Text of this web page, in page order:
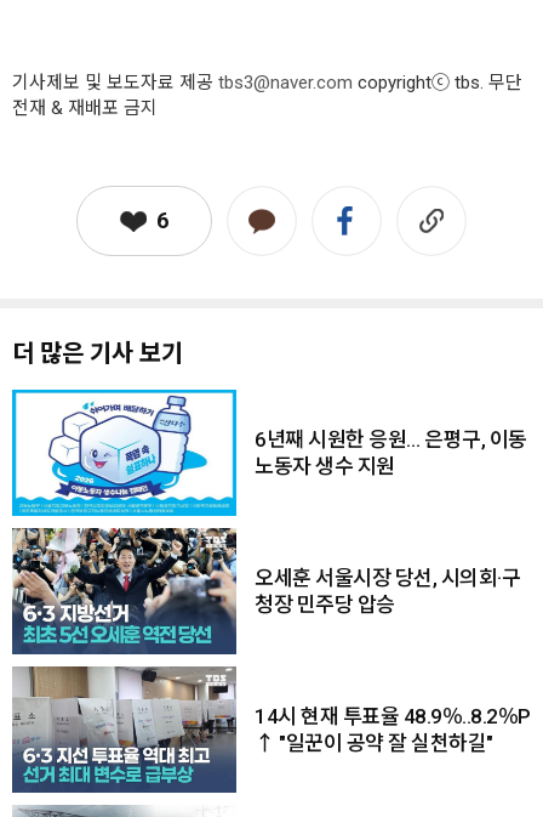
기사제보 및 보도자료 제공 tbs3@naver.com copyrightⓒ tbs. 무단
전재 & 재배포 금지
6
더 많은 기사 보기
6년째 시원한 응원… 은평구, 이동
노동자 생수 지원
오세훈 서울시장 당선, 시의회·구
청장 민주당 압승
14시 현재 투표율 48.9％..8.2％P
↑ "일꾼이 공약 잘 실천하길"